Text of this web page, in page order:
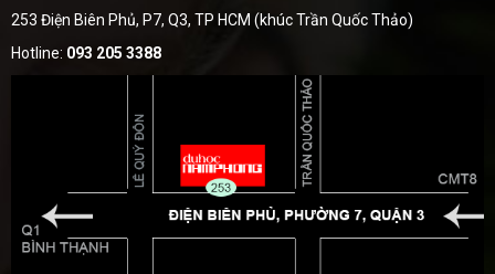
253 Điện Biên Phủ, P7, Q3, TP HCM (khúc Trần Quốc Thảo)
Hotline: 093 205 3388